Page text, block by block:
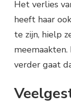
Het verlies
heeft haar
te zijn, hielp
verder gaat